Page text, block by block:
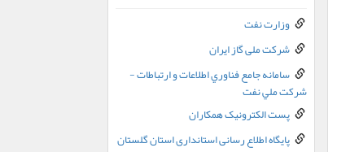
وزارت نفت
شرکت ملی گاز ایران
سامانه جامع فناوري اطلاعات و ارتباطات -
شرکت ملي نفت
پست الکترونيک همکاران
پایگاه اطلاع رسانی استانداری استان گلستان